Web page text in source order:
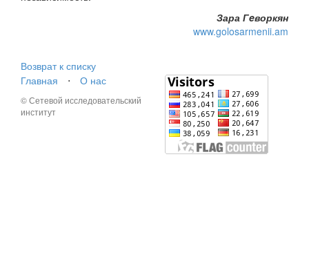
Зара Гeворкян
www.golosarmenii.am
Возврат к списку
Главная
⋅ О нас
© Сетевой исследовательский
институт